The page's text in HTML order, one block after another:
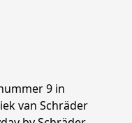
9 in
van Schräder